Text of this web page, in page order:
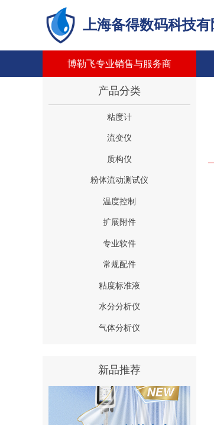
上海备得数码科技有
博勒飞专业销售与服务商
粘度计
流变仪
质构仪
粉体流动测试仪
温度控制
扩展附件
专业软件
常规配件
粘度标准液
水分分析仪
气体分析仪
产品分类
新品推荐